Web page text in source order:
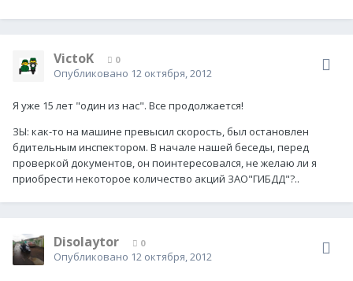
VictoK 0
Опубликовано 12 октября, 2012
Я уже 15 лет "один из нас". Все продолжается!
ЗЫ: как-то на машине превысил скорость, был остановлен
бдительным инспектором. В начале нашей беседы, перед
проверкой документов, он поинтересовался, не желаю ли я
приобрести некоторое количество акций ЗАО"ГИБДД"?..
Disolaytor 0
Опубликовано 12 октября, 2012